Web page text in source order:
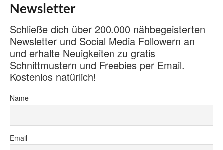
Newsletter
Schließe dich über 200.000 nähbegeisterten
Newsletter und Social Media Followern an
und erhalte Neuigkeiten zu gratis
Schnittmustern und Freebies per Email.
Kostenlos natürlich!
Name
Email